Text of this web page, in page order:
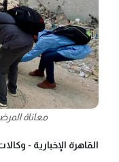
معاناة
القاهرة الإخبارية -